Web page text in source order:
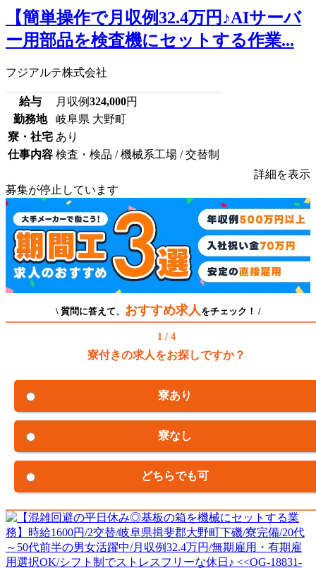
【簡単操作で月収例32.4万円♪AIサーバ
ー用部品を検査機にセットする作業...
フジアルテ株式会社
給与 月収例324,000円
勤務地
岐阜県 大野町
寮・社宅 あり
仕事内容 検査・検品 / 機械系工場 / 交替制
詳細を表示
募集が停止しています
\ 質問に答えて、 おすすめ求人 をチェック！ /
1 / 4
寮付きの求人をお探しですか？
寮あり
寮なし
どちらでも可